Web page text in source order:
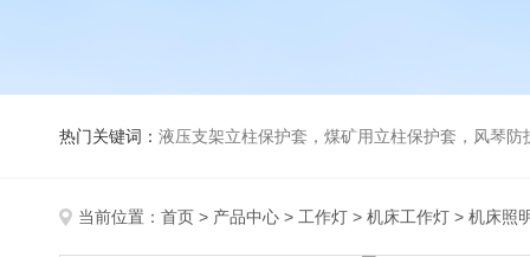
热门关键词： 液压支架立柱保护套，煤矿用立柱保护套，风琴
当前位置： 首页 > 产品中心 > 工作灯 > 机床工作灯 > 机床照